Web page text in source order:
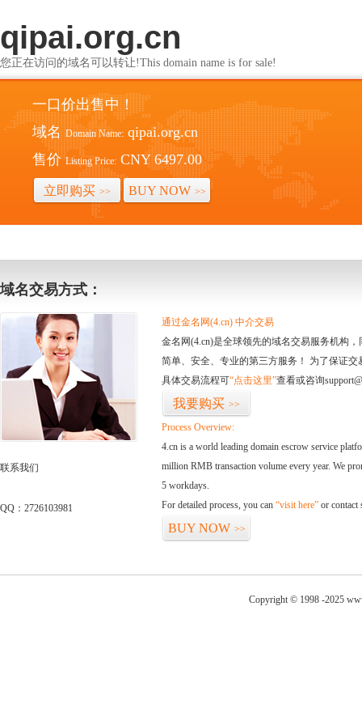
qipai.org.cn
您正在访问的域名可以转让!This domain name is for sale!
一口价出售中！
域名 Domain Name: qipai.org.cn
售价 Listing Price: CNY 6497.00
立即购买 >> BUY NOW >>
域名交易方式：
联系我们
QQ：2726103981
通过金名网(4.cn) 中介交易
金名网(4.cn)是全球领先的域名交易服务机构
简单、安全、专业的第三方服务！ 为了保证
具体交易流程可“点击这里”查看或咨询
我要购买 >>
Process Overview:
4.cn is a world leading domain escrow service
million RMB transaction volume every year. We
5 workdays.
For detailed process, you can “visit here” or contact
BUY NOW >>
Copyright © 1998 -2025